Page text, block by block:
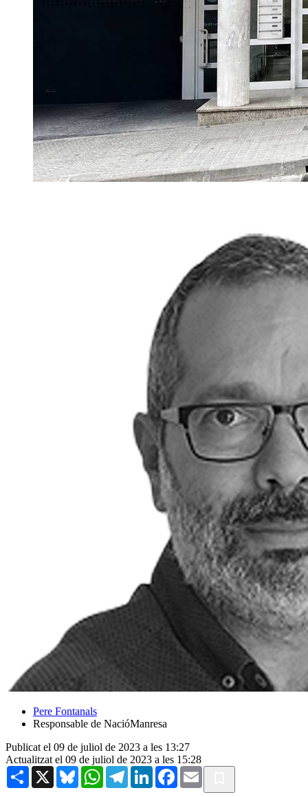
Pere Fontanals
Responsable de NacióManresa
Publicat el 09 de juliol de 2023 a les 13:27
Actualitzat el 09 de juliol de 2023 a les 15:28
Share X BlueskyWhatsAppTelegramLinkedInFacebook
Email